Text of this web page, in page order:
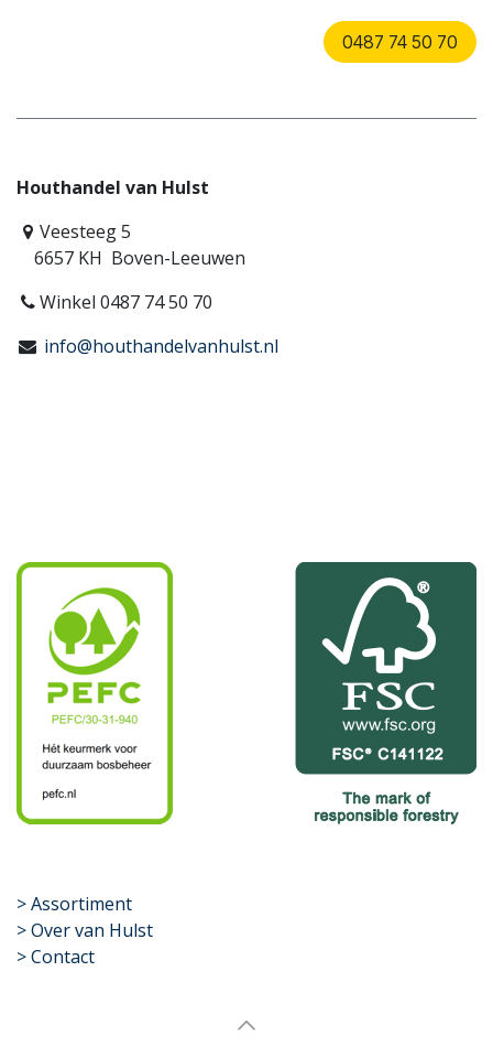
0487 74 50 70
Houthandel van Hulst
Veesteeg 5
6657 KH Boven-Leeuwen
Winkel 0487 74 50 70
info@houthandelvanhulst.nl
​>Assortiment
> Over van Hulst
> Contact